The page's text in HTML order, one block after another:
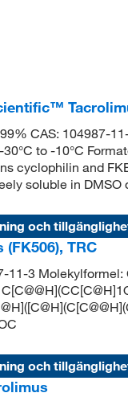
CAS: 104987-
to -10°C
cyclophilin and
soluble in
och
(FK506), TRC
11-3 Molekylformel:
och